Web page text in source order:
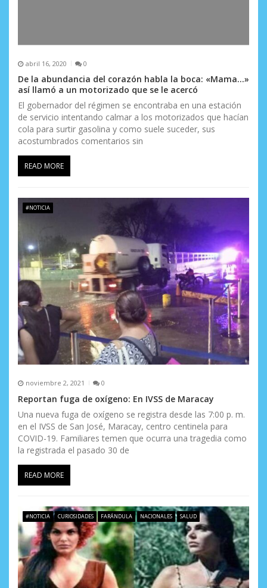
abril 16, 2020 0
De la abundancia del corazón habla la boca: «Mama…»
así llamó a un motorizado que se le acercó
El gobernador del régimen se encontraba en una estación
de servicio intentando calmar a los motorizados que hacían
cola para surtir gasolina y como suele suceder, sus
acostumbrados comentarios sin
READ MORE
#NOTICIA
noviembre 2, 2021 0
Reportan fuga de oxígeno: En IVSS de Maracay
Una nueva fuga de oxígeno se registra desde las 7:00 p. m.
en el IVSS de San José, Maracay, centro centinela para
COVID-19. Familiares temen que ocurra una tragedia como
la registrada el pasado 30 de
READ MORE
#NOTICIA CURIOSIDADES FARÁNDULA NACIONALES SALUD